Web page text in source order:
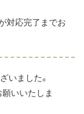
対応完了までお
いました。
願いいたしま